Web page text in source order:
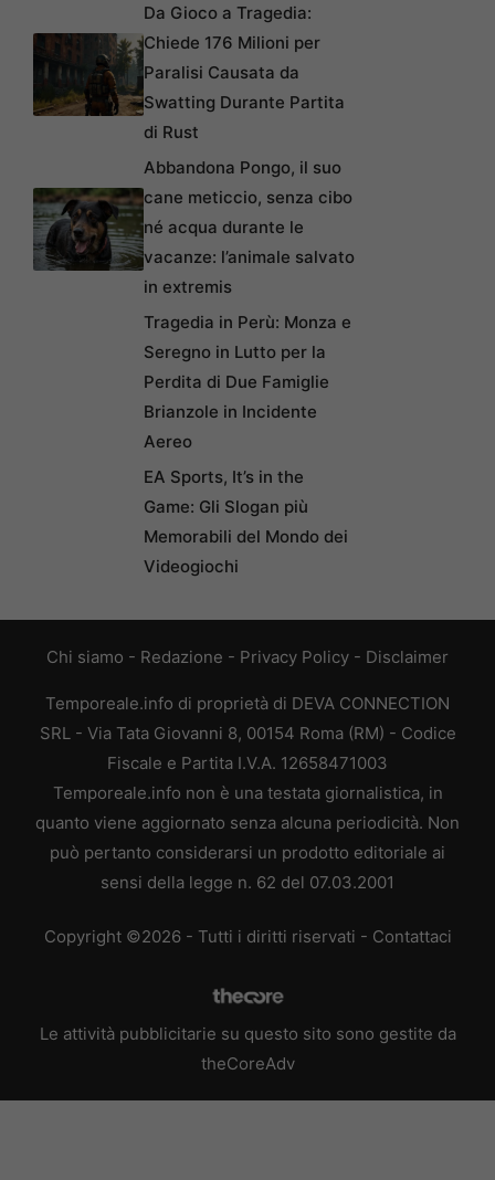
Da Gioco a Tragedia:
Chiede 176 Milioni per
Paralisi Causata da
Swatting Durante Partita
di Rust
Abbandona Pongo, il suo
cane meticcio, senza cibo
né acqua durante le
vacanze: l’animale salvato
in extremis
Tragedia in Perù: Monza e
Seregno in Lutto per la
Perdita di Due Famiglie
Brianzole in Incidente
Aereo
EA Sports, It’s in the
Game: Gli Slogan più
Memorabili del Mondo dei
Videogiochi
Chi siamo - Redazione - Privacy Policy - Disclaimer
Temporeale.info di proprietà di DEVA CONNECTION
SRL - Via Tata Giovanni 8, 00154 Roma (RM) - Codice
Fiscale e Partita I.V.A. 12658471003
Temporeale.info non è una testata giornalistica, in
quanto viene aggiornato senza alcuna periodicità. Non
può pertanto considerarsi un prodotto editoriale ai
sensi della legge n. 62 del 07.03.2001
Copyright ©2026 - Tutti i diritti riservati - Contattaci
Le attività pubblicitarie su questo sito sono gestite da
theCoreAdv